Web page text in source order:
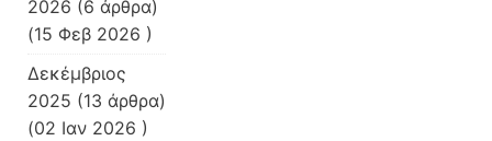
2026 (6 άρθρα)
(15 Φεβ 2026 )
Δεκέμβριος
2025 (13 άρθρα)
(02 Ιαν 2026 )